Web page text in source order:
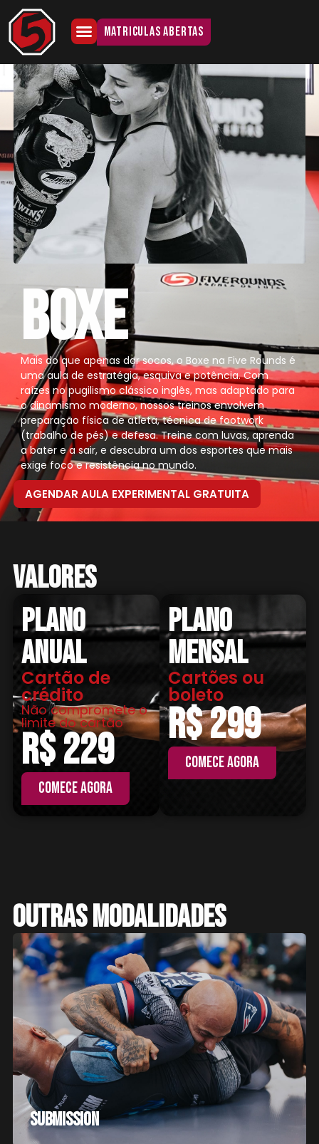
MATRICULAS ABERTAS
Boxe
Mais do que apenas dar socos, o Boxe na Five Rounds é
uma aula de estratégia, esquiva e potência. Com
raízes no pugilismo clássico inglês, mas adaptado para
o dinamismo moderno, nossos treinos envolvem
preparação física de atleta, técnica de footwork
(trabalho de pés) e defesa. Treine com luvas, aprenda
a bater e a sair, e descubra um dos esportes que mais
exige foco e resistência no mundo.
AGENDAR AULA EXPERIMENTAL GRATUITA
Valores
Plano
Anual
Cartão de
crédito
Não compromete o
limite do cartão
R$ 229
comece agora
Plano
mensal
Cartões ou
boleto
R$ 299
comece agora
Outras modalidades
Submission